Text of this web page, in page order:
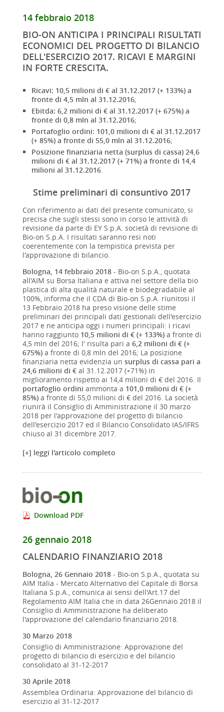
14 febbraio 2018
BIO-ON ANTICIPA I PRINCIPALI RISULTATI
ECONOMICI DEL PROGETTO DI BILANCIO
DELL'ESERCIZIO 2017. RICAVI E MARGINI
IN FORTE CRESCITA.
Ricavi: 10,5 milioni di € al 31.12.2017 (+ 133%) a
fronte di 4,5 mln al 31.12.2016;
Ebitda: 6,2 milioni di € al 31.12.2017 (+ 675%) a
fronte di 0,8 mln al 31.12.2016;
Portafoglio ordini: 101,0 milioni di € al 31.12.2017
(+ 85%) a fronte di 55,0 mln al 31.12.2016;
Posizione finanziaria netta (surplus di cassa) 24,6
milioni di € al 31.12.2017 (+ 71%) a fronte di 14,4
milioni al 31.12.2016.
Stime preliminari di consuntivo 2017
Con riferimento ai dati del presente comunicato, si
precisa che sugli stessi sono in corso le attività di
revisione da parte di EY S.p.A. società di revisione di
Bio-on S.p.A. I risultati saranno resi noti
coerentemente con la tempistica prevista per
l'approvazione di bilancio.
Bologna, 14 febbraio 2018- Bio-on S.p.A., quotata
all'AIM su Borsa Italiana e attiva nel settore della bio
plastica di alta qualità naturale e biodegradabile al
100%, informa che il CDA di Bio-on S.p.A. riunitosi il
13 Febbraio 2018 ha preso visione delle stime
preliminari dei principali dati gestionali dell'esercizio
2017 e ne anticipa oggi i numeri principali: i ricavi
hanno raggiunto 10,5 milioni di € (+ 133%)a fronte di
4,5 mln del 2016; l' risulta pari a 6,2 milioni di € (+
675%)a fronte di 0,8 mln del 2016; La posizione
finanziaria netta evidenzia un surplus di cassa pari a
24,6 milioni di €al 31.12.2017 (+71%) in
miglioramento rispetto ai 14,4 milioni di € del 2016. Il
portafoglio ordini ammonta a 101,0 milioni di € (+
85%)a fronte di 55,0 milioni di € del 2016. La società
riunirà il Consiglio di Amministrazione il 30 marzo
2018 per l'approvazione del progetto di bilancio
dell'esercizio 2017 ed il Bilancio Consolidato IAS/IFRS
chiuso al 31 dicembre 2017.
[+] leggi l'articolo completo
Download PDF
26 gennaio 2018
CALENDARIO FINANZIARIO 2018
Bologna, 26 Gennaio 2018- Bio-on S.p.A., quotata su
AIM Italia - Mercato Alternativo del Capitale di Borsa
Italiana S.p.A., comunica ai sensi dell'Art.17 del
Regolamento AIM Italia che in data 26Gennaio 2018 il
Consiglio di Amministrazione ha deliberato
l'approvazione del calendario finanziario 2018.
30 Marzo 2018
Consiglio di Amministrazione: Approvazione del
progetto di bilancio di esercizio e del bilancio
consolidato al 31-12-2017
30 Aprile 2018
Assemblea Ordinaria: Approvazione del bilancio di
esercizio al 31-12-2017